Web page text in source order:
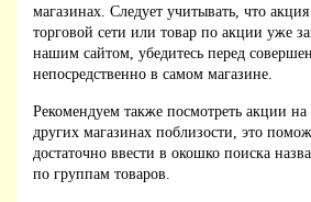
магазинах. Следует учитывать, что
торговой сети или товар по акции уже
нашим сайтом, убедитесь перед
непосредственно в самом магазине.
Рекомендуем также посмотреть акции
других магазинах поблизости, это
достаточно ввести в окошко поиска
по группам товаров.